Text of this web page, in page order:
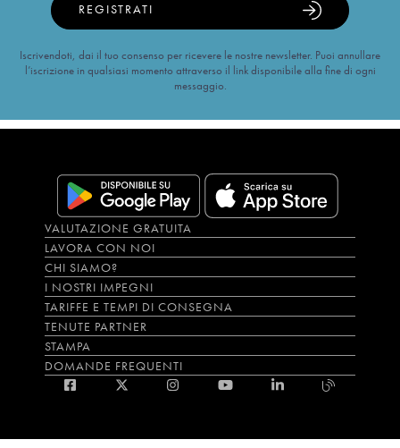
REGISTRATI
Iscrivendoti, dai il tuo consenso per ricevere le nostre newsletter. Puoi annullare
l’iscrizione in qualsiasi momento attraverso il link disponibile alla fine di ogni
messaggio.
VALUTAZIONE GRATUITA
LAVORA CON NOI
CHI SIAMO?
I NOSTRI IMPEGNI
TARIFFE E TEMPI DI CONSEGNA
TENUTE PARTNER
STAMPA
DOMANDE FREQUENTI